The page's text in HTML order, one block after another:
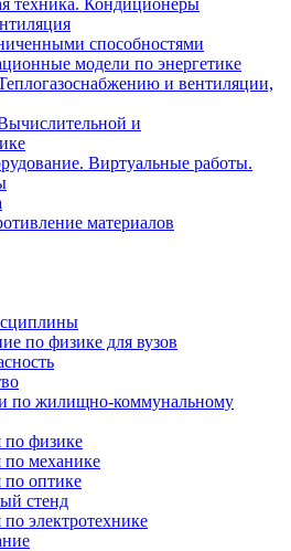
техника. Кондиционеры
способностями
модели по энергетике
и вентиляции,
и
Виртуальные работы.
материалов
по физике для вузов
по жилищно-коммунальному
по физике
по механике
по оптике
стенд
электротехнике